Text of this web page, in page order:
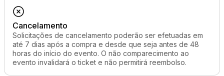
Cancelamento
Solicitações de cancelamento poderão ser efetuadas em
até 7 dias após a compra e desde que seja antes de 48
horas do início do evento. O não comparecimento ao
evento invalidará o ticket e não permitirá reembolso.